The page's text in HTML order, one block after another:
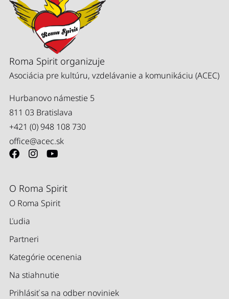
Roma Spirit organizuje
Asociácia pre kultúru, vzdelávanie a komunikáciu (ACEC)
Hurbanovo námestie 5
811 03 Bratislava
+421 (0) 948 108 730
office@acec.sk
O Roma Spirit
O Roma Spirit
Ľudia
Partneri
Kategórie ocenenia
Na stiahnutie
Prihlásiť sa na odber noviniek